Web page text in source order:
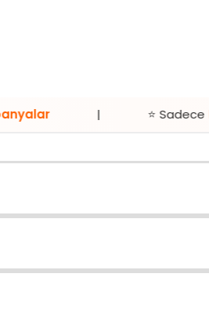
| ⭐ Sadece Lisinya’da!